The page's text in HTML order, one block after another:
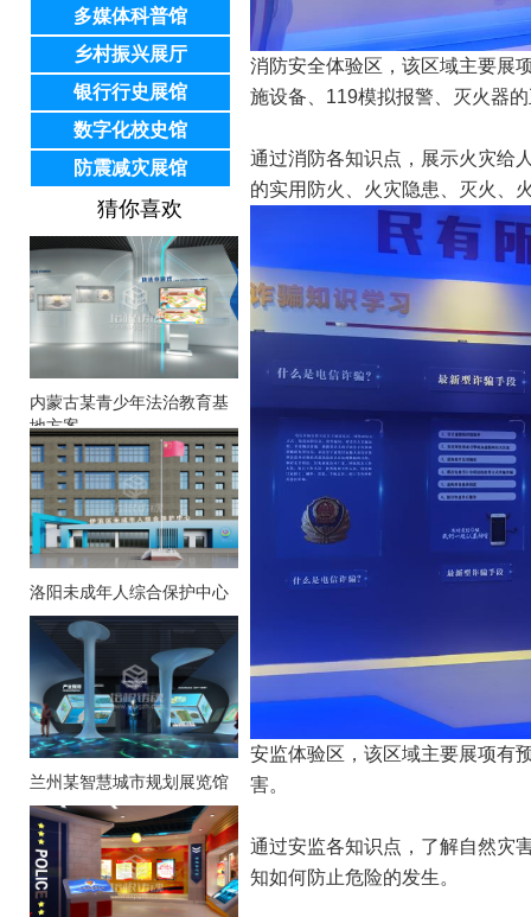
多媒体科普馆
乡村振兴展厅
银行行史展馆
数字化校史馆
防震减灾展馆
猜你喜欢
内蒙古某青少年法治教育基
地方案
洛阳未成年人综合保护中心
兰州某智慧城市规划展览馆
消防安全体验区，该区域主要展
施设备、119模拟报警、灭火器
通过消防各知识点，展示火灾给
的实用防火、火灾隐患、灭火、
安监体验区，该区域主要展项有
害。
通过安监各知识点，了解自然灾
知如何防止危险的发生。